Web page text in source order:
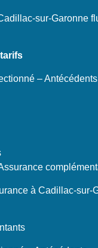
sur-Garonne
– Antécédents
à Cadillac-sur-